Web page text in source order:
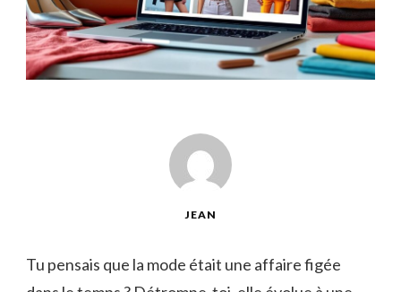
JEAN
Tu pensais que la mode était une affaire figée